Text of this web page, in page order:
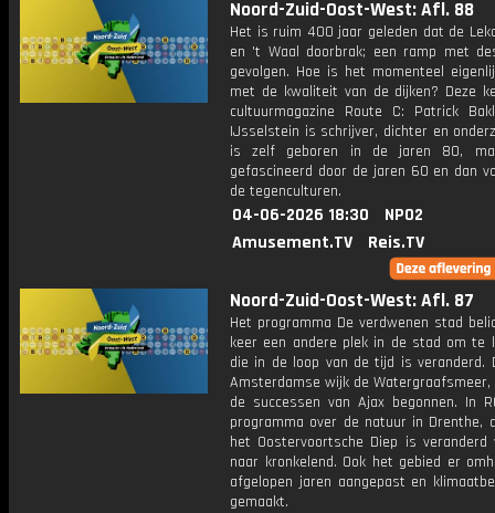
Noord-Zuid-Oost-West: Afl. 88
Het is ruim 400 jaar geleden dat de
en 't Waal doorbrak; een ramp met
gevolgen. Hoe is het momenteel
met de kwaliteit van de dijken? Deze
cultuurmagazine Route C: Patrick
IJsselstein is schrijver, dichter en
is zelf geboren in de jaren 80,
gefascineerd door de jaren 60 en dan
de tegenculturen.
04-06-2026 18:30
NPO2
Amusement.TV
Reis.TV
Noord-Zuid-Oost-West: Afl. 87
Het programma De verdwenen stad
keer een andere plek in de stad om te
die in de loop van de tijd is veranderd.
Amsterdamse wijk de
de successen van Ajax begonnen. In
programma over de natuur in Drenthe,
het Oostervoortsche Diep is veranderd
naar kronkelend. Ook het gebied er
afgelopen jaren aangepast en
gemaakt.